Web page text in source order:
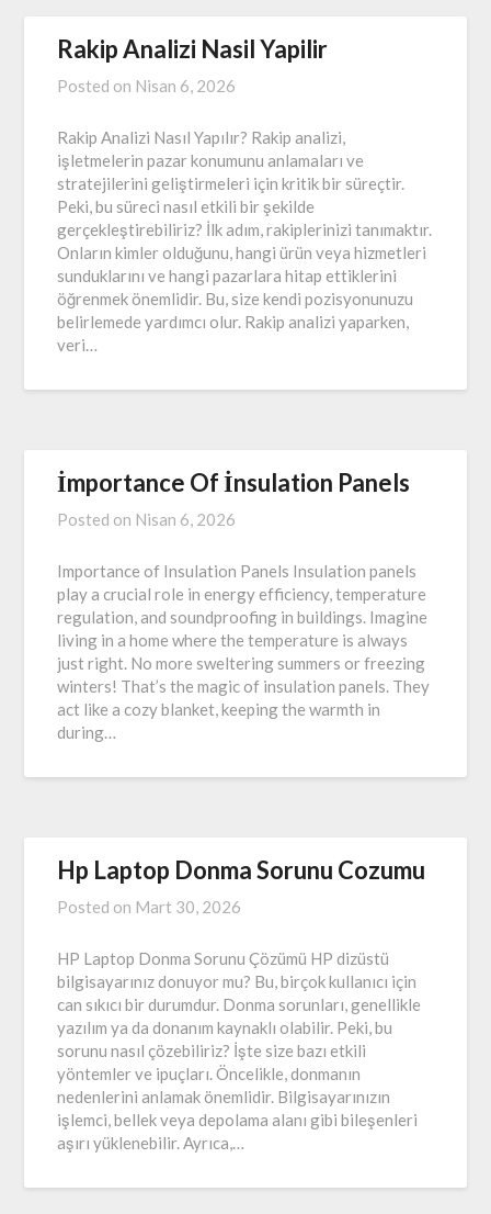
Rakip Analizi Nasil Yapilir
Posted on Nisan 6, 2026
Rakip Analizi Nasıl Yapılır? Rakip analizi,
işletmelerin pazar konumunu anlamaları ve
stratejilerini geliştirmeleri için kritik bir süreçtir.
Peki, bu süreci nasıl etkili bir şekilde
gerçekleştirebiliriz? İlk adım, rakiplerinizi tanımaktır.
Onların kimler olduğunu, hangi ürün veya hizmetleri
sunduklarını ve hangi pazarlara hitap ettiklerini
öğrenmek önemlidir. Bu, size kendi pozisyonunuzu
belirlemede yardımcı olur. Rakip analizi yaparken,
veri…
İmportance Of İnsulation Panels
Posted on Nisan 6, 2026
Importance of Insulation Panels Insulation panels
play a crucial role in energy efficiency, temperature
regulation, and soundproofing in buildings. Imagine
living in a home where the temperature is always
just right. No more sweltering summers or freezing
winters! That’s the magic of insulation panels. They
act like a cozy blanket, keeping the warmth in
during…
Hp Laptop Donma Sorunu Cozumu
Posted on Mart 30, 2026
HP Laptop Donma Sorunu Çözümü HP dizüstü
bilgisayarınız donuyor mu? Bu, birçok kullanıcı için
can sıkıcı bir durumdur. Donma sorunları, genellikle
yazılım ya da donanım kaynaklı olabilir. Peki, bu
sorunu nasıl çözebiliriz? İşte size bazı etkili
yöntemler ve ipuçları. Öncelikle, donmanın
nedenlerini anlamak önemlidir. Bilgisayarınızın
işlemci, bellek veya depolama alanı gibi bileşenleri
aşırı yüklenebilir. Ayrıca,…